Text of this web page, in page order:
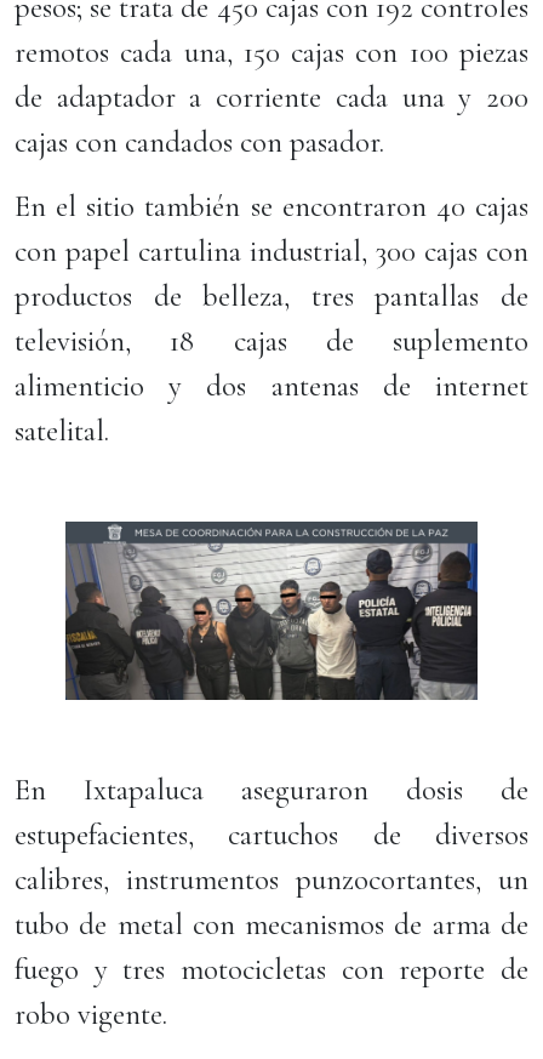
pesos; se trata de 450 cajas con 192 controles
remotos cada una, 150 cajas con 100 piezas
de adaptador a corriente cada una y 200
cajas con candados con pasador.
En el sitio también se encontraron 40 cajas
con papel cartulina industrial, 300 cajas con
productos de belleza, tres pantallas de
televisión, 18 cajas de suplemento
alimenticio y dos antenas de internet
satelital.
En Ixtapaluca aseguraron dosis de
estupefacientes, cartuchos de diversos
calibres, instrumentos punzocortantes, un
tubo de metal con mecanismos de arma de
fuego y tres motocicletas con reporte de
robo vigente.